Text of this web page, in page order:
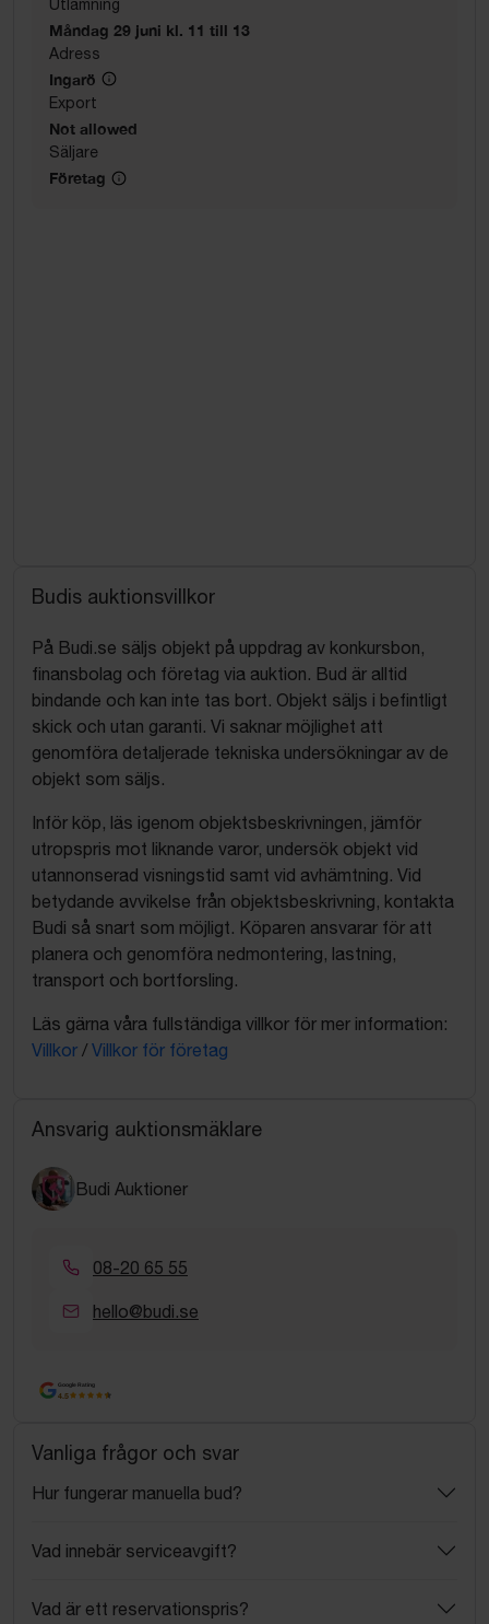
Utlämning
Måndag 29 juni kl. 11 till 13
Adress
Ingarö
Export
Not allowed
Säljare
Företag
Budis auktionsvillkor
På Budi.se säljs objekt på uppdrag av konkursbon,
finansbolag och företag via auktion. Bud är alltid
bindande och kan inte tas bort. Objekt säljs i befintligt
skick och utan garanti. Vi saknar möjlighet att
genomföra detaljerade tekniska undersökningar av de
objekt som säljs.
Inför köp, läs igenom objektsbeskrivningen, jämför
utropspris mot liknande varor, undersök objekt vid
utannonserad visningstid samt vid avhämtning. Vid
betydande avvikelse från objektsbeskrivning, kontakta
Budi så snart som möjligt. Köparen ansvarar för att
planera och genomföra nedmontering, lastning,
transport och bortforsling.
Läs gärna våra fullständiga villkor för mer information:
Villkor / Villkor för företag
Ansvarig auktionsmäklare
Budi Auktioner
08-20 65 55
hello@budi.se
Google Rating
4.5
Vanliga frågor och svar
Hur fungerar manuella bud?
Vad innebär serviceavgift?
Vad är ett reservationspris?